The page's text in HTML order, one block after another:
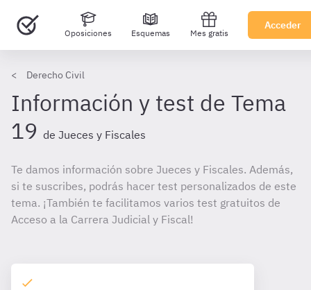
Oposiciones Esquemas Mes gratis
Acceder
Derecho Civil
Información y test de Tema
19 de Jueces y Fiscales
Te damos información sobre Jueces y Fiscales. Además,
si te suscribes, podrás hacer test personalizados de este
tema. ¡También te facilitamos varios test gratuitos de
Acceso a la Carrera Judicial y Fiscal!